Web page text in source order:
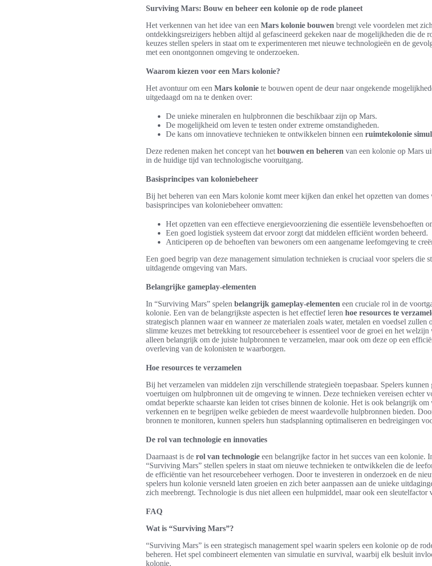
Surviving Mars: Bouw en beheer een kolonie op de rode planeet
Het verkennen van het idee van een Mars kolonie bouwen brengt vele voordelen met
ontdekkingsreizigers hebben altijd al gefascineerd gekeken naar de mogelijkheden die de
keuzes stellen spelers in staat om te experimenteren met nieuwe technologieën en de
met een onontgonnen omgeving te onderzoeken.
Waarom kiezen voor een Mars kolonie?
Het avontuur om een Mars kolonie te bouwen opent de deur naar ongekende
uitgedaagd om na te denken over:
De unieke mineralen en hulpbronnen die beschikbaar zijn op Mars.
De mogelijkheid om leven te testen onder extreme omstandigheden.
De kans om innovatieve technieken te ontwikkelen binnen een ruimtekolonie
Deze redenen maken het concept van het bouwen en beheren van een kolonie op Mars
in de huidige tijd van technologische vooruitgang.
Basisprincipes van koloniebeheer
Bij het beheren van een Mars kolonie komt meer kijken dan enkel het opzetten van
basisprincipes van koloniebeheer omvatten:
Het opzetten van een effectieve energievoorziening die essentiële levensbehoeften
Een goed logistiek systeem dat ervoor zorgt dat middelen efficiënt worden beheerd.
Anticiperen op de behoeften van bewoners om een aangename leefomgeving te
Een goed begrip van deze management simulation technieken is cruciaal voor spelers die
uitdagende omgeving van Mars.
Belangrijke gameplay-elementen
In “Surviving Mars” spelen belangrijk gameplay-elementen een cruciale rol in de
kolonie. Een van de belangrijkste aspecten is het effectief leren hoe resources te
strategisch plannen waar en wanneer ze materialen zoals water, metalen en voedsel zullen
slimme keuzes met betrekking tot resourcebeheer is essentieel voor de groei en het
alleen belangrijk om de juiste hulpbronnen te verzamelen, maar ook om deze op een
overleving van de kolonisten te waarborgen.
Hoe resources te verzamelen
Bij het verzamelen van middelen zijn verschillende strategieën toepasbaar. Spelers
voertuigen om hulpbronnen uit de omgeving te winnen. Deze technieken vereisen echter
omdat beperkte schaarste kan leiden tot crises binnen de kolonie. Het is ook belangrijk om
verkennen en te begrijpen welke gebieden de meest waardevolle hulpbronnen bieden.
bronnen te monitoren, kunnen spelers hun stadsplanning optimaliseren en bedreigingen
De rol van technologie en innovaties
Daarnaast is de rol van technologie een belangrijke factor in het succes van een kolonie.
“Surviving Mars” stellen spelers in staat om nieuwe technieken te ontwikkelen die de
de efficiëntie van het resourcebeheer verhogen. Door te investeren in onderzoek en de
spelers hun kolonie versneld laten groeien en zich beter aanpassen aan de unieke
zich meebrengt. Technologie is dus niet alleen een hulpmiddel, maar ook een sleutelfactor
FAQ
Wat is “Surviving Mars”?
“Surviving Mars” is een strategisch management spel waarin spelers een kolonie op de
beheren. Het spel combineert elementen van simulatie en survival, waarbij elk besluit
kolonie.